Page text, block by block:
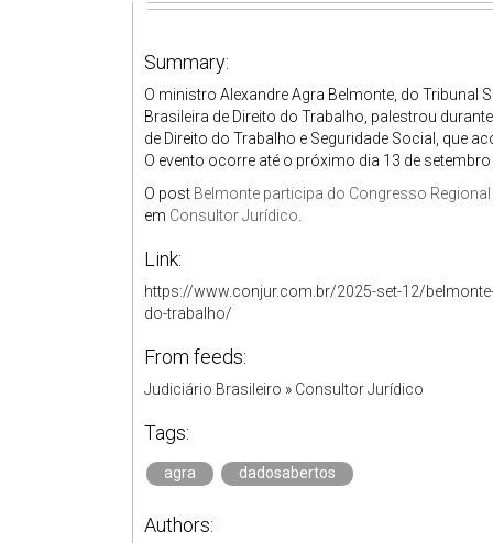
Summary:
O ministro Alexandre Agra Belmonte, do Tribunal
Brasileira de Direito do Trabalho, palestrou
de Direito do Trabalho e Seguridade Social, que
O evento ocorre até o próximo dia 13 de setembro
O post Belmonte participa do Congresso
em Consultor Jurídico
Link:
https://www.conjur.com.br/2025-set-12/
do-trabalho/
From feeds:
Judiciário Brasileiro » Consultor Jurídico
Tags:
agra dadosabertos
Authors: